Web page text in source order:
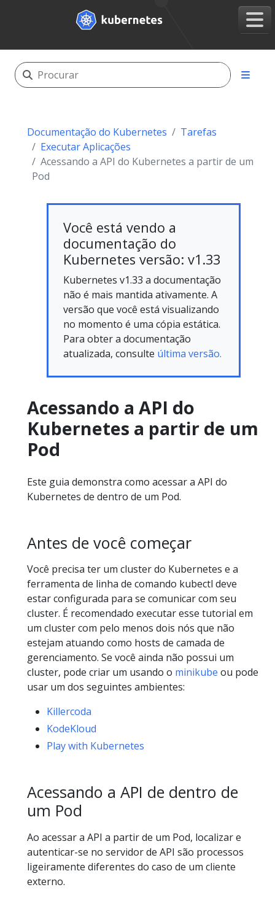
Documentação do Kubernetes
Tarefas
Executar Aplicações
Acessando a API do Kubernetes a partir de um
Pod
Você está vendo a
documentação do
Kubernetes versão: v1.33
Kubernetes v1.33 a documentação
não é mais mantida ativamente. A
versão que você está visualizando
no momento é uma cópia estática.
Para obter a documentação
atualizada, consulte última versão.
Acessando a API do
Kubernetes a partir de um
Pod
Este guia demonstra como acessar a API do
Kubernetes de dentro de um Pod.
Antes de você começar
Você precisa ter um cluster do Kubernetes e a
ferramenta de linha de comando kubectl deve
estar configurada para se comunicar com seu
cluster. É recomendado executar esse tutorial em
um cluster com pelo menos dois nós que não
estejam atuando como hosts de camada de
gerenciamento. Se você ainda não possui um
cluster, pode criar um usando o minikube ou pode
usar um dos seguintes ambientes:
Killercoda
KodeKloud
Play with Kubernetes
Acessando a API de dentro de
um Pod
Ao acessar a API a partir de um Pod, localizar e
autenticar-se no servidor de API são processos
ligeiramente diferentes do caso de um cliente
externo.